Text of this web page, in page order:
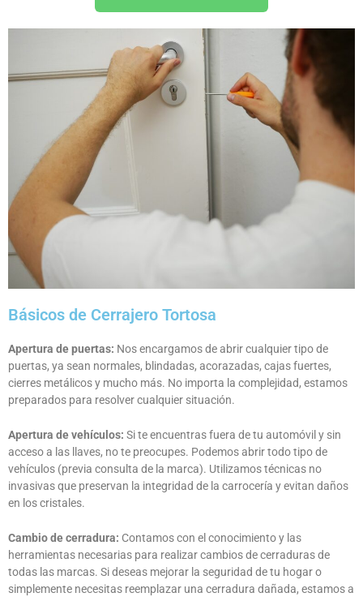
Básicos de Cerrajero Tortosa
Apertura de puertas: Nos encargamos de abrir cualquier tipo de
puertas, ya sean normales, blindadas, acorazadas, cajas fuertes,
cierres metálicos y mucho más. No importa la complejidad, estamos
preparados para resolver cualquier situación.
Apertura de vehículos: Si te encuentras fuera de tu automóvil y sin
acceso a las llaves, no te preocupes. Podemos abrir todo tipo de
vehículos (previa consulta de la marca). Utilizamos técnicas no
invasivas que preservan la integridad de la carrocería y evitan daños
en los cristales.
Cambio de cerradura: Contamos con el conocimiento y las
herramientas necesarias para realizar cambios de cerraduras de
todas las marcas. Si deseas mejorar la seguridad de tu hogar o
simplemente necesitas reemplazar una cerradura dañada, estamos a